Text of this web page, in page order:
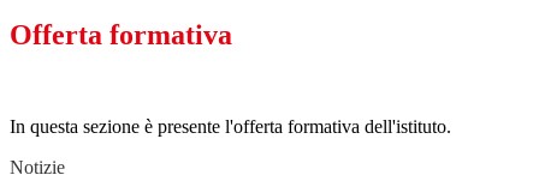
Offerta formativa
In questa sezione è presente l'offerta formativa dell'istituto.
Notizie